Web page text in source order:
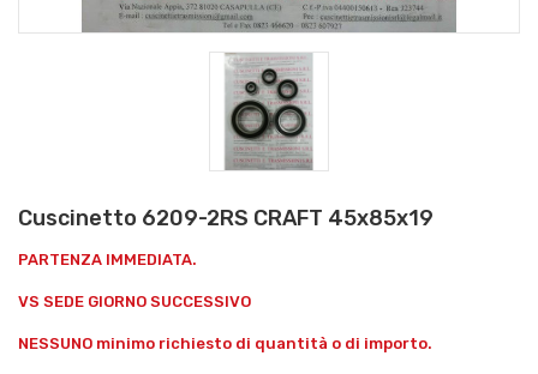
Cuscinetto 6209-2RS CRAFT 45x85x19
PARTENZA IMMEDIATA.
VS SEDE GIORNO SUCCESSIVO
NESSUNO minimo richiesto di quantità o di importo.